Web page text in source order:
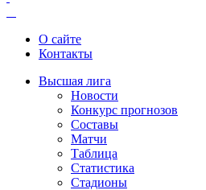
О сайте
Контакты
Высшая лига
Новости
Конкурс прогнозов
Составы
Матчи
Таблица
Статистика
Стадионы